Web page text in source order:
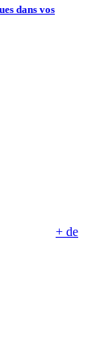
dans vos
+ de